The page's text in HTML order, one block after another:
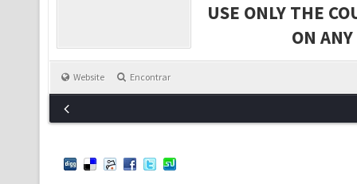
USE ONLY THE
ON
Website Encontrar